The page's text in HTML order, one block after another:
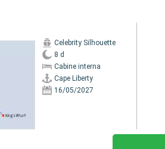
Celebrity Silhouette
8 d
Cabine interna
Cape Liberty
16/05/2027